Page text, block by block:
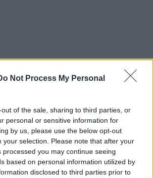
Not Process My Personal
of the sale, sharing to third parties, or
personal or sensitive information for
by us, please use the below opt-out
your selection. Please note that after your
processed you may continue seeing
based on personal information utilized by
disclosed to third parties prior to
, διαθέτουν λογαριασμό email,
φίλους τους μέσωsocial
τα νέα της ημέρας στο
τα δεδομένα τους στο
λόγικο, έχουμε να κάνουμε με
δεδομένων, πίσω από τη διαχείριση